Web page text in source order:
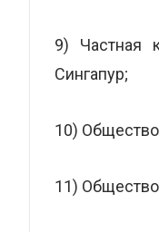
9) Частная
Сингапур;
10)
11)